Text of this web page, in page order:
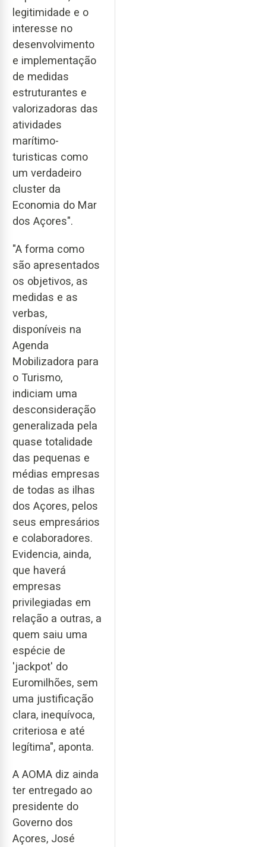
legitimidade e o
interesse no
desenvolvimento
e implementação
de medidas
estruturantes e
valorizadoras das
atividades
marítimo-
turisticas como
um verdadeiro
cluster da
Economia do Mar
dos Açores".
"A forma como
são apresentados
os objetivos, as
medidas e as
verbas,
disponíveis na
Agenda
Mobilizadora para
o Turismo,
indiciam uma
desconsideração
generalizada pela
quase totalidade
das pequenas e
médias empresas
de todas as ilhas
dos Açores, pelos
seus empresários
e colaboradores.
Evidencia, ainda,
que haverá
empresas
privilegiadas em
relação a outras, a
quem saiu uma
espécie de
'jackpot' do
Euromilhões, sem
uma justificação
clara, inequívoca,
criteriosa e até
legítima", aponta.
A AOMA diz ainda
ter entregado ao
presidente do
Governo dos
Açores, José